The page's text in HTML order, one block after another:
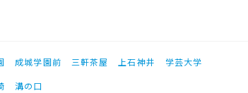
成城学園前 三軒茶屋 上石神井
学芸大学
溝の口